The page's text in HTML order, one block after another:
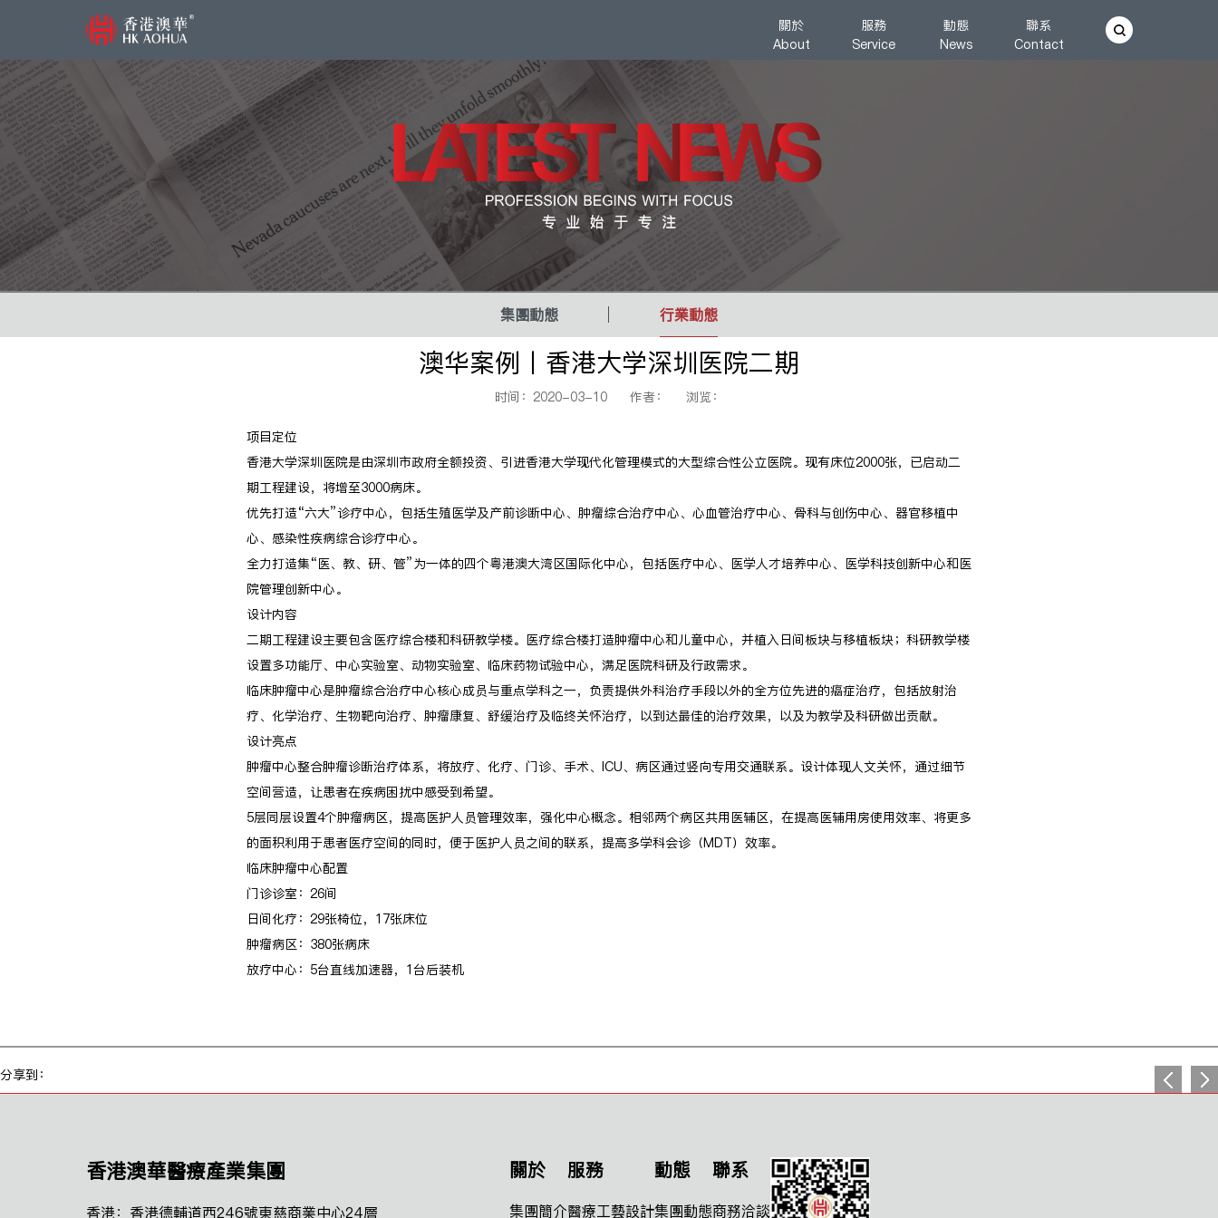
關於
About
服務
Service
動態
News
聯系
Contact
集團動態 行業動態
澳华案例丨香港大学深圳医院二期
时间：2020-03-10 作者： 浏览：
项目定位
香港大学深圳医院是由深圳市政府全额投资、引进香港大学现代化管理模式的大型综合性公立医院。现有床位2000张，已启动二
期工程建设，将增至3000病床。
优先打造“六大”诊疗中心，包括生殖医学及产前诊断中心、肿瘤综合治疗中心、心血管治疗中心、骨科与创伤中心、器官移植中
心、感染性疾病综合诊疗中心。
全力打造集“医、教、研、管”为一体的四个粤港澳大湾区国际化中心，包括医疗中心、医学人才培养中心、医学科技创新中心和医
院管理创新中心。
设计内容
二期工程建设主要包含医疗综合楼和科研教学楼。医疗综合楼打造肿瘤中心和儿童中心，并植入日间板块与移植板块；科研教学楼
设置多功能厅、中心实验室、动物实验室、临床药物试验中心，满足医院科研及行政需求。
临床肿瘤中心是肿瘤综合治疗中心核心成员与重点学科之一，负责提供外科治疗手段以外的全方位先进的癌症治疗，包括放射治
疗、化学治疗、生物靶向治疗、肿瘤康复、舒缓治疗及临终关怀治疗，以到达最佳的治疗效果，以及为教学及科研做出贡献。
设计亮点
肿瘤中心整合肿瘤诊断治疗体系，将放疗、化疗、门诊、手术、ICU、病区通过竖向专用交通联系。设计体现人文关怀，通过细节
空间营造，让患者在疾病困扰中感受到希望。
5层同层设置4个肿瘤病区，提高医护人员管理效率，强化中心概念。相邻两个病区共用医辅区，在提高医辅用房使用效率、将更多
的面积利用于患者医疗空间的同时，便于医护人员之间的联系，提高多学科会诊（MDT）效率。
临床肿瘤中心配置
门诊诊室：26间
日间化疗：29张椅位，17张床位
肿瘤病区：380张病床
放疗中心：5台直线加速器，1台后装机
分享到：
香港澳華醫療產業集團
香港：香港德輔道西246號東慈商業中心24層
關於
集團簡介
服務
醫療工藝設計
動態
集團動態
聯系
商務洽談